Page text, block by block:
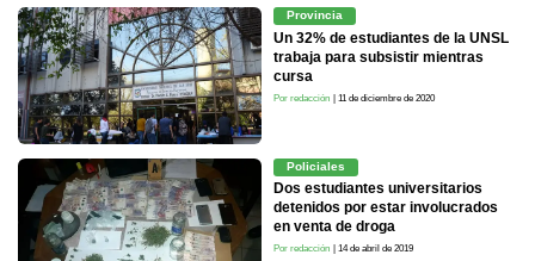
Provincia
Un 32% de estudiantes de la UNSL
trabaja para subsistir mientras
cursa
Por redacción | 11 de diciembre de 2020
Policiales
Dos estudiantes universitarios
detenidos por estar involucrados
en venta de droga
Por redacción | 14 de abril de 2019